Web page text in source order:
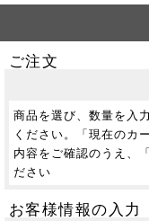
ご注文
商品を選び、数量を入
ください。「現在のカ
内容をご確認のうえ、
ださい
お客様情報の入力